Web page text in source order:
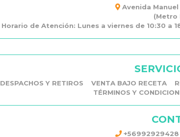
Avenida
(Metro
Horario de Atención: Lunes a viernes de 10:30 a
DESPACHOS Y RETIROS VENTA BAJO RECETA
TÉRMINOS Y
+56992929428